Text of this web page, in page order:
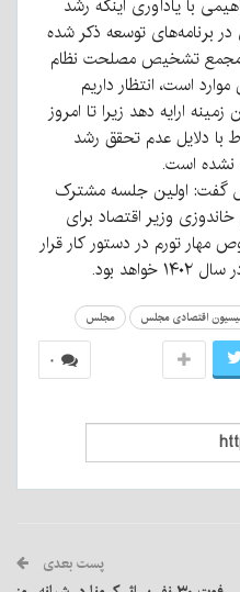
با یادآوری اینکه رشد
برنامه‌های توسعه ذکر شده
مجمع تشخیص مصلحت نظام
است، انتظار داریم
ارایه دهد زیرا تا امروز
با دلایل عدم تحقق رشد
نشده است.
گفت: اولین جلسه مشترک
وزیر اقتصاد برای
تورم در دستور کار قرار
بود.
اقتصادی مجلس مجلس
۰
پست بعدی